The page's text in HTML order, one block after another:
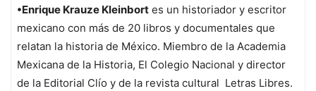
•Enrique Krauze Kleinbort es un historiador y escritor
mexicano con más de 20 libros y documentales que
relatan la historia de México. Miembro de la Academia
Mexicana de la Historia, El Colegio Nacional y director
de la Editorial Clío y de la revista cultural Letras Libres.